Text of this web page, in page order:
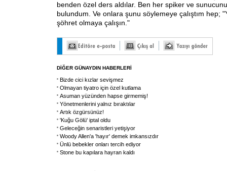
benden özel ders aldılar. Ben her spiker ve
bulundum. Ve onlara şunu söylemeye çalıştım hep;
şöhret olmaya çalışın."
DİĞER GÜNAYDIN HABERLERİ
Bizde cici kızlar sevişmez
Olmayan tiyatro için özel kutlama
Asuman yüzünden hapse girmemiş!
Yönetmenlerini yalnız bıraktılar
Artık özgürsünüz!
'Kuğu Gölü' iptal oldu
Geleceğin senaristleri yetişiyor
Woody Allen'a 'hayır' demek imkansızdır
Ünlü bebekler onları tercih ediyor
Stone bu kapılara hayran kaldı